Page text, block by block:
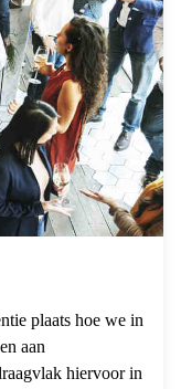
plaats hoe we in
aan
hiervoor in